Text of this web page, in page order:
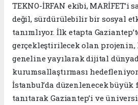
TEKNO-İRFAN ekibi, MARİFET’i
değil, sürdürülebilir bir sosyal
tanımlıyor. İlk etapta
gerçekleştirilecek olan projenin,
geneline yayılarak dijital
kurumsallaştırması
İstanbul’da düzenlenecek
tanıtarak Gaziantep’i ve